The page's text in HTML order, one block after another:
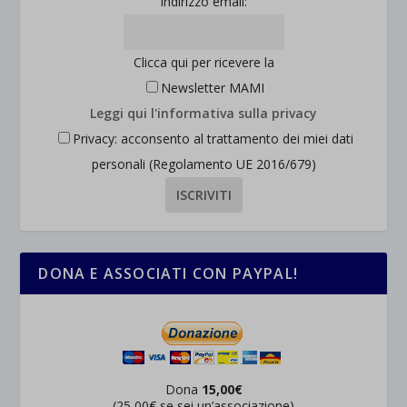
Clicca qui per ricevere la
Newsletter MAMI
Leggi qui l'informativa sulla privacy
Privacy: acconsento al trattamento dei miei dati
personali (Regolamento UE 2016/679)
DONA E ASSOCIATI CON PAYPAL!
Dona 15,00€